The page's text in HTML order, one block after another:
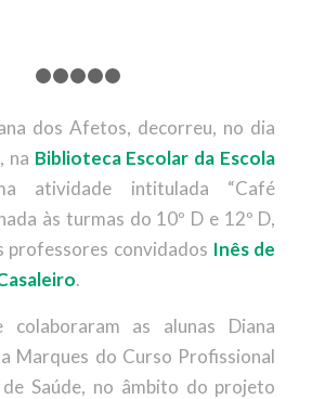
dos Afetos, decorreu, no dia
, na Biblioteca Escolar da Escola
atividade intitulada “Café
às turmas do 10º D e 12º D,
professores convidados Inês de
.
colaboraram as alunas Diana
Marques do Curso Profissional
Saúde, no âmbito do projeto